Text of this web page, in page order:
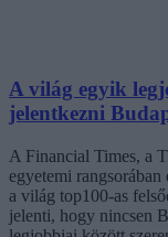
A világ egyik
jelentkezni
A Financial Times, a
egyetemi
a világ top100-as
jelenti, hogy nincsen